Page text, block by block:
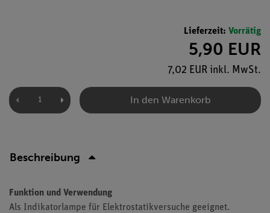
Lieferzeit: Vorrätig
5,90 EUR
7,02 EUR inkl. MwSt.
In den Warenkorb
Beschreibung
Funktion und Verwendung
Als Indikatorlampe für Elektrostatikversuche geeignet.